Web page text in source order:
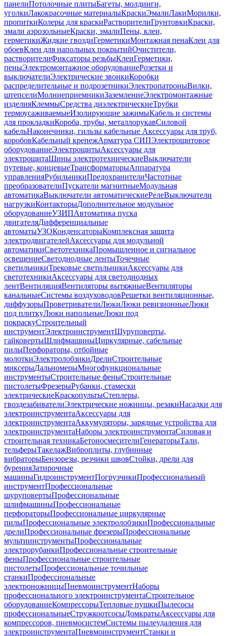
панелиПотолочные плитыБагеты, молдинги,
уголкиЛакокрасочные материалыКраскиЭмалиЛакиМорилки,
пропиткиКолеры для краскиРастворителиГрунтовкиКраски,
эмали аэрозольныеКраски, эмалиПены, клеи,
герметикиЖидкие гвоздиГерметикиМонтажная пенаКлеи для
обоевКлеи для напольных покрытийОчистители,
растворителиФиксаторы резьбыКлеиГерметики,
пеныЭлектромонтажное оборудованиеРозетки и
выключателиЭлектрические звонкиКоробки
распределительные и подрозетникиЭлектропатроныВилки,
штепселиМолниеприемникиЗаземлениеЭлектромонтажные
изделияКлеммыСредства диэлектрическиеТрубки
термоусаживаемыеИзолирующие зажимыКабель и системы
для прокладкиКороба, трубы, металлорукавСиловой
кабельНаконечники, гильзы кабельные Аксессуары для труб,
коробовКабельный крепежАрматура СИПЭлектрощитовое
оборудованиеЭлектрощитыАксессуары для
электрощитаШины электротехническиеВыключатели
путевые, концевыеТрансформаторыАппаратура
управленияРубильникиПредохранителиЧастотные
преобразователиПускатели магнитныеМодульная
автоматикаВыключатели автоматическиеРелеВыключатели
нагрузкиКонтакторыДополнительное модульное
оборудованиеУЗИПАвтоматика пуска
двигателяДифференциальные
автоматыУЗОКонденсаторыКомплексная защита
электродвигателейАксессуары для модульной
автоматикиСветотехникаПромышленное и сигнальное
освещениеСветодиодные лентыТочечные
светильникиТрековые светильникиАксессуары для
светотехникиАксессуары для светодиодных
лентВентиляцияВентиляторы вытяжныеВентиляторы
канальныеСистемы воздуховодовРешетки вентиляционные,
диффузорыПроветривателиЛюкиЛюки ревизионныеЛюки
под плиткуЛюки напольныеЛюки под
покраскуСтроительный
инструментЭлектроинструментШуруповерты,
гайковертыШлифмашиныЦиркулярные, сабельные
пилыПерфораторы, отбойные
молоткиЭлектролобзикиДрелиСтроительные
миксерыДальномерыМногофункциональные
инструментыСтроительные феныСтроительные
пистолетыФрезерыРубанки, стамески
электрическиеКраскопультыСтеплеры,
гвоздезабивателиЭлектрические ножницы, резакиНасадки для
электроинструментаАксессуары для
электроинструментаАккумуляторы, зарядные устройства для
электроинструментаНаборы электроинструментаСиловая и
строительная техникаБетоносмесителиГенераторыТали,
тельферыТакелажВиброплиты, глубинные
вибраторыБензорезы, резчики швовСтойки, дрели для
буренияЗатирочные
машиныГидроинструментПогрузчикиПрофессиональный
инструментПрофессиональные
шуруповертыПрофессиональные
шлифмашиныПрофессиональные
перфораторыПрофессиональные циркулярные
пилыПрофессиональные электролобзикиПрофессиональные
дрелиПрофессиональные фрезерыПрофессиональные
мультиинструментыПрофессиональные
электрорубанкиПрофессиональные строительные
феныПрофессиональные строительные
пистолетыПрофессиональные точильные
станкиПрофессиональные
электроножницыПневмоинструментНаборы
профессионального электроинструментаСтроительное
оборудованиеКомпрессорыТепловые пушкиПылесосы
профессиональныеСтружкоотсосыДомкратыАксессуары для
компрессоров, пневмосистемСистемы пылеудаления для
электроинструментаПневмоинструментСтанки и